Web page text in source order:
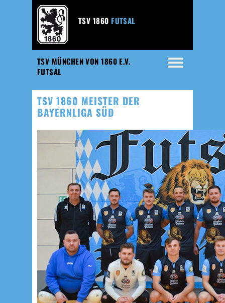
TSV MÜNCHEN VON 1860 E.V.
FUTSAL
TSV 1860 FUTSAL
TSV 1860 MEISTER DER
BAYERNLIGA SÜD